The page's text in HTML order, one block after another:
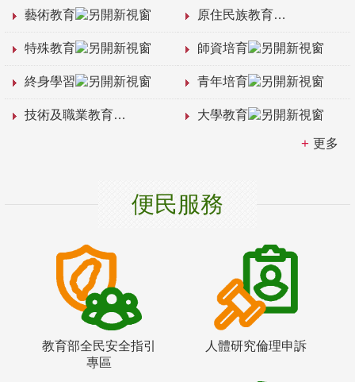
藝術教育 原住民族教育
特殊教育 師資培育
終身學習 青年培育
技術及職業教育 大學教育
更多
便民服務
教育部全民安全指引
專區
人體研究倫理申訴